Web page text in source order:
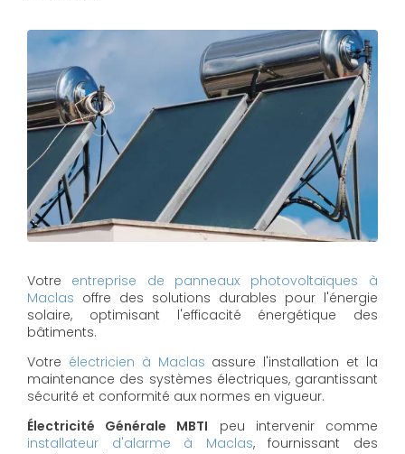
Votre
entreprise de panneaux photovoltaïques à
Maclas offre des solutions durables pour l'énergie
solaire, optimisant l'efficacité énergétique des
bâtiments.
Votre électricien à Maclas assure l'installation et la
maintenance des systèmes électriques, garantissant
sécurité et conformité aux normes en vigueur.
Électricité Générale MBTI peu intervenir comme
installateur d'alarme à Maclas, fournissant des